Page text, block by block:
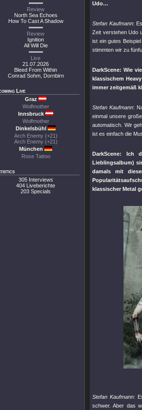
Review
North Sea Echoes
How To Cast A Shadow
Review
Ignition
All Will Die
Live
21.07.2026
Bleed From Within
Conrad Sohm, Dornbirn
Live
Graz
Wolfmother
Innsbruck
Wolfmother
Dinkelsbühl
Arch Enemy (+21)
Arch Enemy (+21)
München
Rose Tattoo
305 Interviews
404 Liveberichte
203 Specials
Udo…
Stefan Kaufmann:
Zeit verstehen Udo
ist ein gutes
stimmten wir zu
DarkScene: Wie
klassischem
immer zeitgemäß
Stefan Kaufmann:
einmal unsere
automatisch. Wir
ist es einfach die
DarkScene: Ich
Lieblingsalbum)
damals mit
klassischer Metal
Stefan Kaufmann:
schwer. Aber das